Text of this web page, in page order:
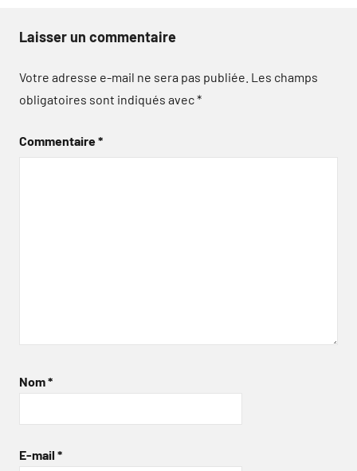
Laisser un commentaire
Votre adresse e-mail ne sera pas publiée. Les champs
obligatoires sont indiqués avec*
Commentaire*
Nom*
E-mail *